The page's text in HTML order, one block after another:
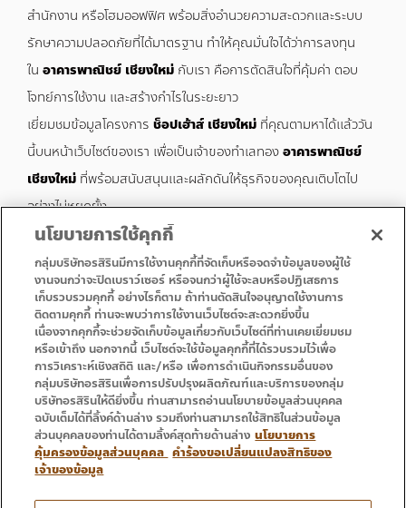
สำนักงาน หรือโฮมออฟฟิศ พร้อมสิ่งอำนวยความสะดวกและระบบ
รักษาความปลอดภัยที่ได้มาตรฐาน ทำให้คุณมั่นใจได้ว่าการลงทุน
ใน อาคารพาณิชย์ เชียงใหม่ กับเรา คือการตัดสินใจที่คุ้มค่า ตอบ
โจทย์การใช้งาน และสร้างกำไรในระยะยาว
เยี่ยมชมข้อมูลโครงการ ช็อปเฮ้าส์ เชียงใหม่ ที่คุณตามหาได้แล้ววัน
นี้บนหน้าเว็บไซต์ของเรา เพื่อเป็นเจ้าของทำเลทองอาคารพาณิชย์
เชียงใหม่ ที่พร้อมสนับสนุนและผลักดันให้ธุรกิจของคุณเติบโตไป
อย่างไม่หยุดยั้ง
• 首页
• 促销
• 服务
• 联系方式
นโยบายการใช้คุกกี้
กลุ่มบริษัทอรสิรินมีการใช้งานคุกกี้ที่จัดเก็บหรือจดจำข้อมูลของผู้ใช้
งานจนกว่าจะปิดเบราว์เซอร์ หรือจนกว่าผู้ใช้จะลบหรือปฏิเสธการ
เก็บรวบรวมคุกกี้ อย่างไรก็ตาม ถ้าท่านตัดสินใจอนุญาตใช้งานการ
ติดตามคุกกี้ ท่านจะพบว่าการใช้งานเว็บไซต์จะสะดวกยิ่งขึ้น
เนื่องจากคุกกี้จะช่วยจัดเก็บข้อมูลเกี่ยวกับเว็บไซต์ที่ท่านเคยเยี่ยมชม
หรือเข้าถึง นอกจากนี้ เว็บไซต์จะใช้ข้อมูลคุกกี้ที่ได้รวบรวมไว้เพื่อ
การวิเคราะห์เชิงสถิติ และ/หรือ เพื่อการดำเนินกิจกรรมอื่นของ
กลุ่มบริษัทอรสิรินเพื่อการปรับปรุงผลิตภัณฑ์และบริการของกลุ่ม
บริษัทอรสิรินให้ดียิ่งขึ้น ท่านสามารถอ่านนโยบายข้อมูลส่วนบุคคล
ฉบับเต็มได้ที่ลิ้งค์ด้านล่าง รวมถึงท่านสามารถใช้สิทธิในส่วนข้อมูล
ส่วนบุคคลของท่านได้ตามลิ้งค์สุดท้ายด้านล่าง นโยบายการ
คุ้มครองข้อมูลส่วนบุคคล คำร้องขอเปลี่ยนแปลงสิทธิของ
เจ้าของข้อมูล